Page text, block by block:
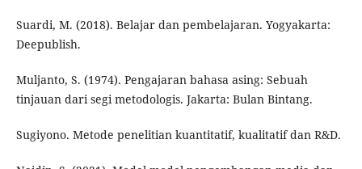
Suardi, M. (2018). Belajar dan pembelajaran. Yogyakarta:
Deepublish.
Muljanto, S. (1974). Pengajaran bahasa asing: Sebuah
tinjauan dari segi metodologis. Jakarta: Bulan Bintang.
Sugiyono. Metode penelitian kuantitatif, kualitatif dan R&D.